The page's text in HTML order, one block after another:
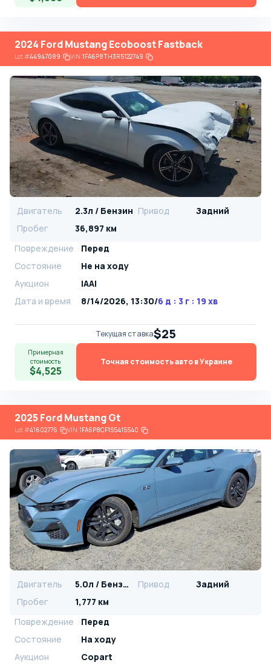
2024 Ford Mustang Ecoboost Fastback
Lot#44947089 VIN:1FA6P8TH3R5122749
Двигатель 2.3л / Бензин Привод
Задний
Пробег
36,897 км
Повреждение
Перед
Состояние
Не на ходу
Аукцион
IAAI
Дата и время
8/14/2026, 13:30/6 д : 3 г : 19 хв
Текущая ставка$25
Примерная
стоимость
$4,525
Точная стоимость авто в Украине
2025 Ford Mustang Gt
Lot#41602776 VIN:1FA6P8CF1S5415540
Двигатель 5.0л / Бензин Привод
Задний
Пробег
1,777 км
Повреждение
Перед
Состояние
На ходу
Аукцион
Copart